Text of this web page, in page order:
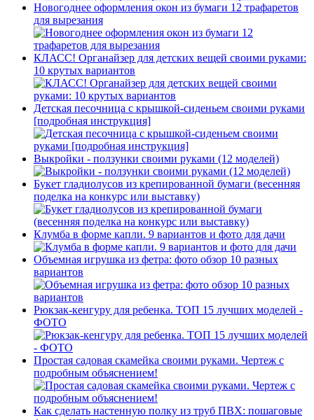
Новогоднее оформления окон из бумаги 12 трафаретов
для вырезания
КЛАСС! Органайзер для детских вещей своими руками:
10 крутых вариантов
Детская песочница с крышкой-сиденьем своими руками
[подробная инструкция]
Выкройки - ползунки своими руками (12 моделей)
Букет гладиолусов из крепированной бумаги (весенняя
поделка на конкурс или выставку)
Клумба в форме капли. 9 вариантов и фото для дачи
Объемная игрушка из фетра: фото обзор 10 разных
вариантов
Рюкзак-кенгуру для ребенка. ТОП 15 лучших моделей -
ФОТО
Простая садовая скамейка своими руками. Чертеж с
подробным объяснением!
Как сделать настенную полку из труб ПВХ: пошаговые